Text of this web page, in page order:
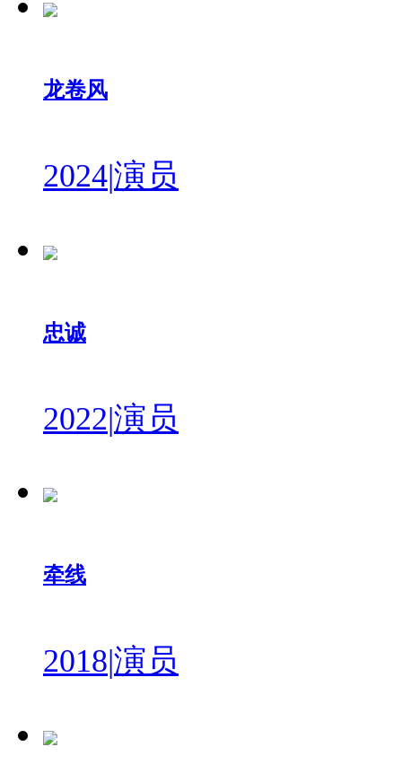
龙卷风
2024|演员
忠诚
2022|演员
牵线
2018|演员